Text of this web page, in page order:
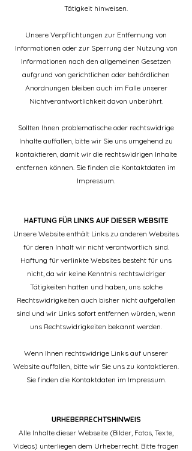
Tätigkeit hinweisen.
Unsere Verpflichtungen zur Entfernung von
Informationen oder zur Sperrung der Nutzung von
Informationen nach den allgemeinen Gesetzen
aufgrund von gerichtlichen oder behördlichen
Anordnungen bleiben auch im Falle unserer
Nichtverantwortlichkeit davon unberührt.
Sollten Ihnen problematische oder rechtswidrige
Inhalte auffallen, bitte wir Sie uns umgehend zu
kontaktieren, damit wir die rechtswidrigen Inhalte
entfernen können. Sie finden die Kontaktdaten im
Impressum.
HAFTUNG FÜR LINKS AUF DIESER WEBSITE
Unsere Website enthält Links zu anderen Websites
für deren Inhalt wir nicht verantwortlich sind.
Haftung für verlinkte Websites besteht für uns
nicht, da wir keine Kenntnis rechtswidriger
Tätigkeiten hatten und haben, uns solche
Rechtswidrigkeiten auch bisher nicht aufgefallen
sind und wir Links sofort entfernen würden, wenn
uns Rechtswidrigkeiten bekannt werden.
Wenn Ihnen rechtswidrige Links auf unserer
Website auffallen, bitte wir Sie uns zu kontaktieren.
Sie finden die Kontaktdaten im Impressum.
URHEBERRECHTSHINWEIS
Alle Inhalte dieser Webseite (Bilder, Fotos, Texte,
Videos) unterliegen dem Urheberrecht. Bitte fragen